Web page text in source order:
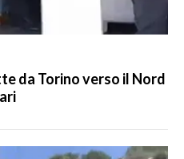
da Torino verso il Nord